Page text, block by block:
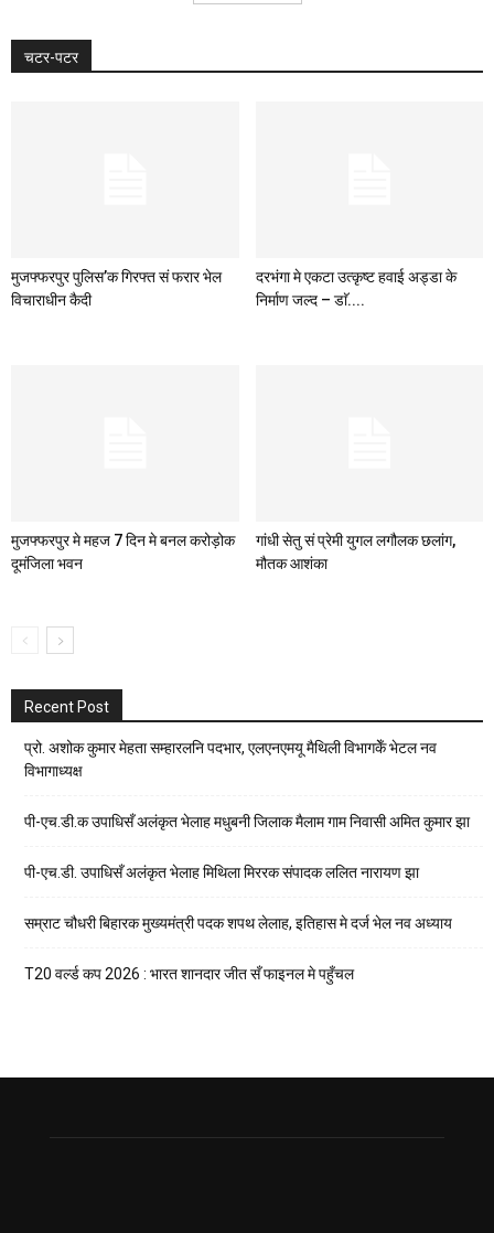
चटर-पटर
मुजफ्फरपुर पुलिस’क गिरफ्त सं फरार भेल
विचाराधीन कैदी
दरभंगा मे एकटा उत्कृष्ट हवाई अड्डा के
निर्माण जल्द – डाॅ....
मुजफ्फरपुर मे महज 7 दिन मे बनल करोड़ोक
दूमंजिला भवन
गांधी सेतु सं प्रेमी युगल लगौलक छलांग,
मौतक आशंका
Recent Post
प्रो. अशोक कुमार मेहता सम्हारलनि पदभार, एलएनएमयू मैथिली विभागकेँ भेटल नव
विभागाध्यक्ष
पी-एच.डी.क उपाधिसँ अलंकृत भेलाह मधुबनी जिलाक मैलाम गाम निवासी अमित कुमार झा
पी-एच.डी. उपाधिसँ अलंकृत भेलाह मिथिला मिररक संपादक ललित नारायण झा
सम्राट चौधरी बिहारक मुख्यमंत्री पदक शपथ लेलाह, इतिहास मे दर्ज भेल नव अध्याय
T20 वर्ल्ड कप 2026 : भारत शानदार जीत सँ फाइनल मे पहुँचल